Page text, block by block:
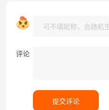
评论
提交评论